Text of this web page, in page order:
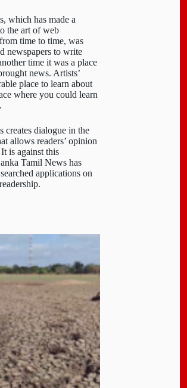
which has made a
the art of web
time to time, was
newspapers to write
time it was a place
news. Artists’
place to learn about
where you could learn
creates dialogue in the
allows readers’ opinion
is against this
Tamil News has
applications on